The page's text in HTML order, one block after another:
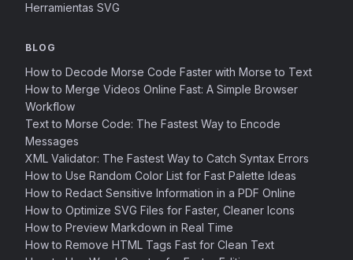
Herramientas SVG
BLOG
How to Decode Morse Code Faster with Morse to Text
How to Merge Videos Online Fast: A Simple Browser
Workflow
Text to Morse Code: The Fastest Way to Encode
Messages
XML Validator: The Fastest Way to Catch Syntax Errors
How to Use Random Color List for Fast Palette Ideas
How to Redact Sensitive Information in a PDF Online
How to Optimize SVG Files for Faster, Cleaner Icons
How to Preview Markdown in Real Time
How to Remove HTML Tags Fast for Clean Text